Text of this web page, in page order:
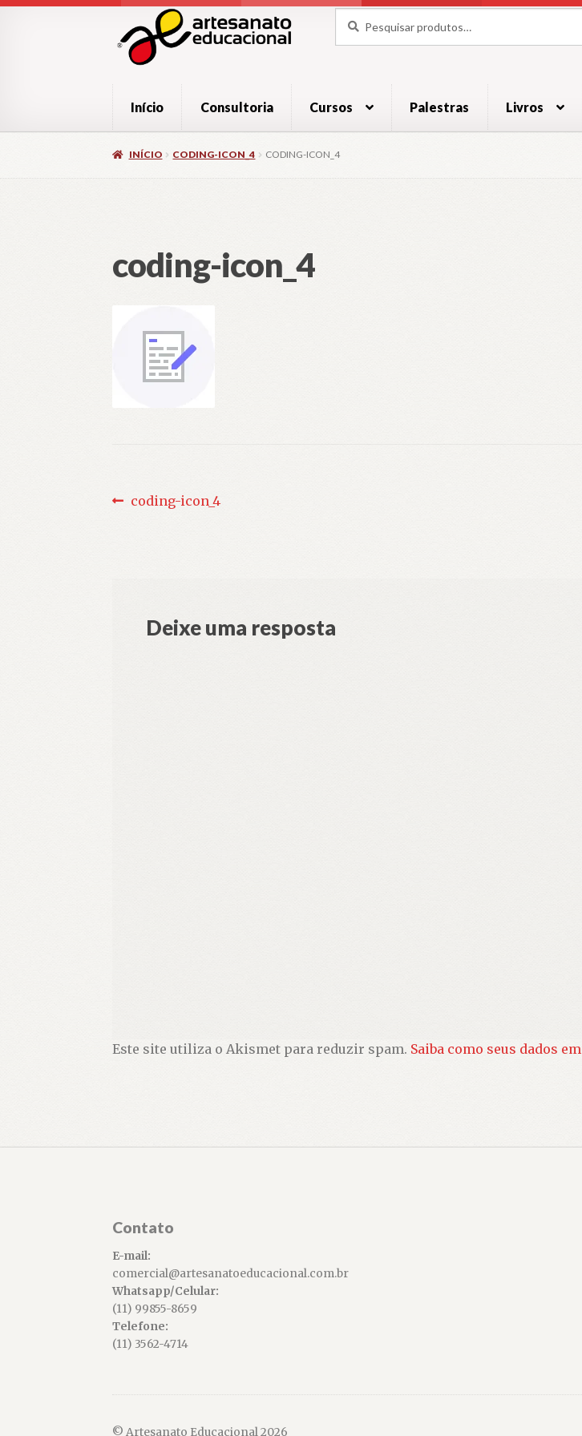
para
navegação
para
por:
Início Consultoria Cursos Palestras Livros
INÍCIO CODING-ICON_4 CODING-ICON_4
coding-icon_4
Navegação
Post
coding-icon_4
Deixe uma resposta
Este site utiliza o Akismet para reduzir spam. Saiba como seus dados
Contato
E-mail:
comercial@artesanatoeducacional.com.br
Whatsapp/Celular:
(11) 99855-8659
Telefone:
(11) 3562-4714
© Artesanato Educacional 2026